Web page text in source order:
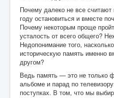
Турецкий язык
Контакт
Почему далеко не все
году остановиться и вместе
Почему некоторым проще
усталость от всего общего?
Недопонимание того,
историческую память именно
другом?
Ведь память — это не только
альбоме и парад по
поступках. В том, что мы